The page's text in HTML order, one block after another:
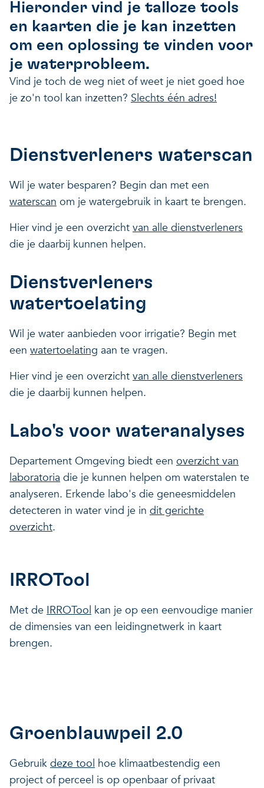
Onze projecten
Impact voor jouw
Een gezonde leefomgeving
Veerkrachtige ecosystemen
Ontdek hoe VITO je kan
Hoe VITO
ondersteunt
Veerkrachtige ecosystemen
Een gezonde leefomgeving
Nieuws en projectupdates
Onderzoeksfocus
Veerkrachtige ecosystemen
Een gezonde leefomgeving
Hieronder vind je talloze tools
en kaarten die je kan inzetten
om een oplossing te vinden voor
je waterprobleem.
Vind je toch de weg niet of weet je niet goed hoe
je zo'n tool kan inzetten? Slechts één adres!
Dienstverleners waterscan
Wil je water besparen? Begin dan met een
waterscan om je watergebruik in kaart te brengen.
Hier vind je een overzicht van alle dienstverleners
die je daarbij kunnen helpen.
Dienstverleners
watertoelating
Wil je water aanbieden voor irrigatie? Begin met
een watertoelating aan te vragen.
Hier vind je een overzicht van alle dienstverleners
die je daarbij kunnen helpen.
Labo's voor wateranalyses
Departement Omgeving biedt een overzicht van
laboratoria die je kunnen helpen om waterstalen te
analyseren. Erkende labo's die geneesmiddelen
detecteren in water vind je in dit gerichte
overzicht.
IRROTool
Met de IRROTool kan je op een eenvoudige manier
de dimensies van een leidingnetwerk in kaart
brengen.
Groenblauwpeil 2.0
Gebruik deze tool hoe klimaatbestendig een
project of perceel is op openbaar of privaat